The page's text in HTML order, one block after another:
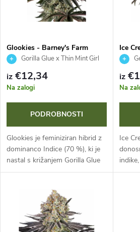
č
a
n
j
e
a
m
i
d
e
Glookies - Barney's Farm
Gorilla Glue x Thin Mint Girl
Scout Coolies
iz €12,34
Na zalogi
PODROBNOSTI
Glookies je feminiziran hibrid z
dominanco Indice (70 %), ki je
nastal s križanjem Gorilla Glue
in Thin Mint GSC. Ta sorta
po masivnih donosih do...
Ice
Farm
Cake
iz
Na
Ice